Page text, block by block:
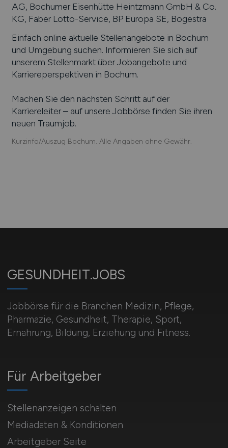
AG, Bochumer Eisenhütte Heintzmann GmbH & Co.
KG, Faber Lotto-Service, BP Europa SE, Bogestra
Einfach online aktuelle Stellenangebote in Bochum
und Umgebung suchen. Informieren Sie sich auf
unserem Stellenmarkt über Jobangebote und
Karriereperspektiven in Bochum.
Machen Sie den nächsten Schritt auf der
Karriereleiter – auf unsere Jobbörse finden Sie ihren
neuen Traumjob.
Kurzinfo/Auszug Bochum. Alle Angaben ohne Gewähr.
GESUNDHEIT.JOBS
Jobbörse für die Branchen Medizin, Pflege,
Pharmazie, Gesundheit, Therapie, Sport,
Ernährung, Bildung, Erziehung und Fitness.
Für Arbeitgeber
Stellenanzeigen schalten
Mediadaten & Konditionen
Arbeitgeber Seite